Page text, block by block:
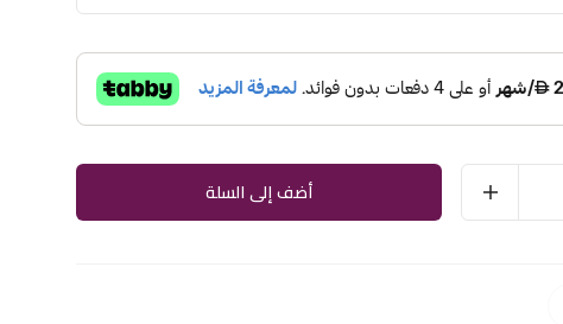
أضف إلى السلة